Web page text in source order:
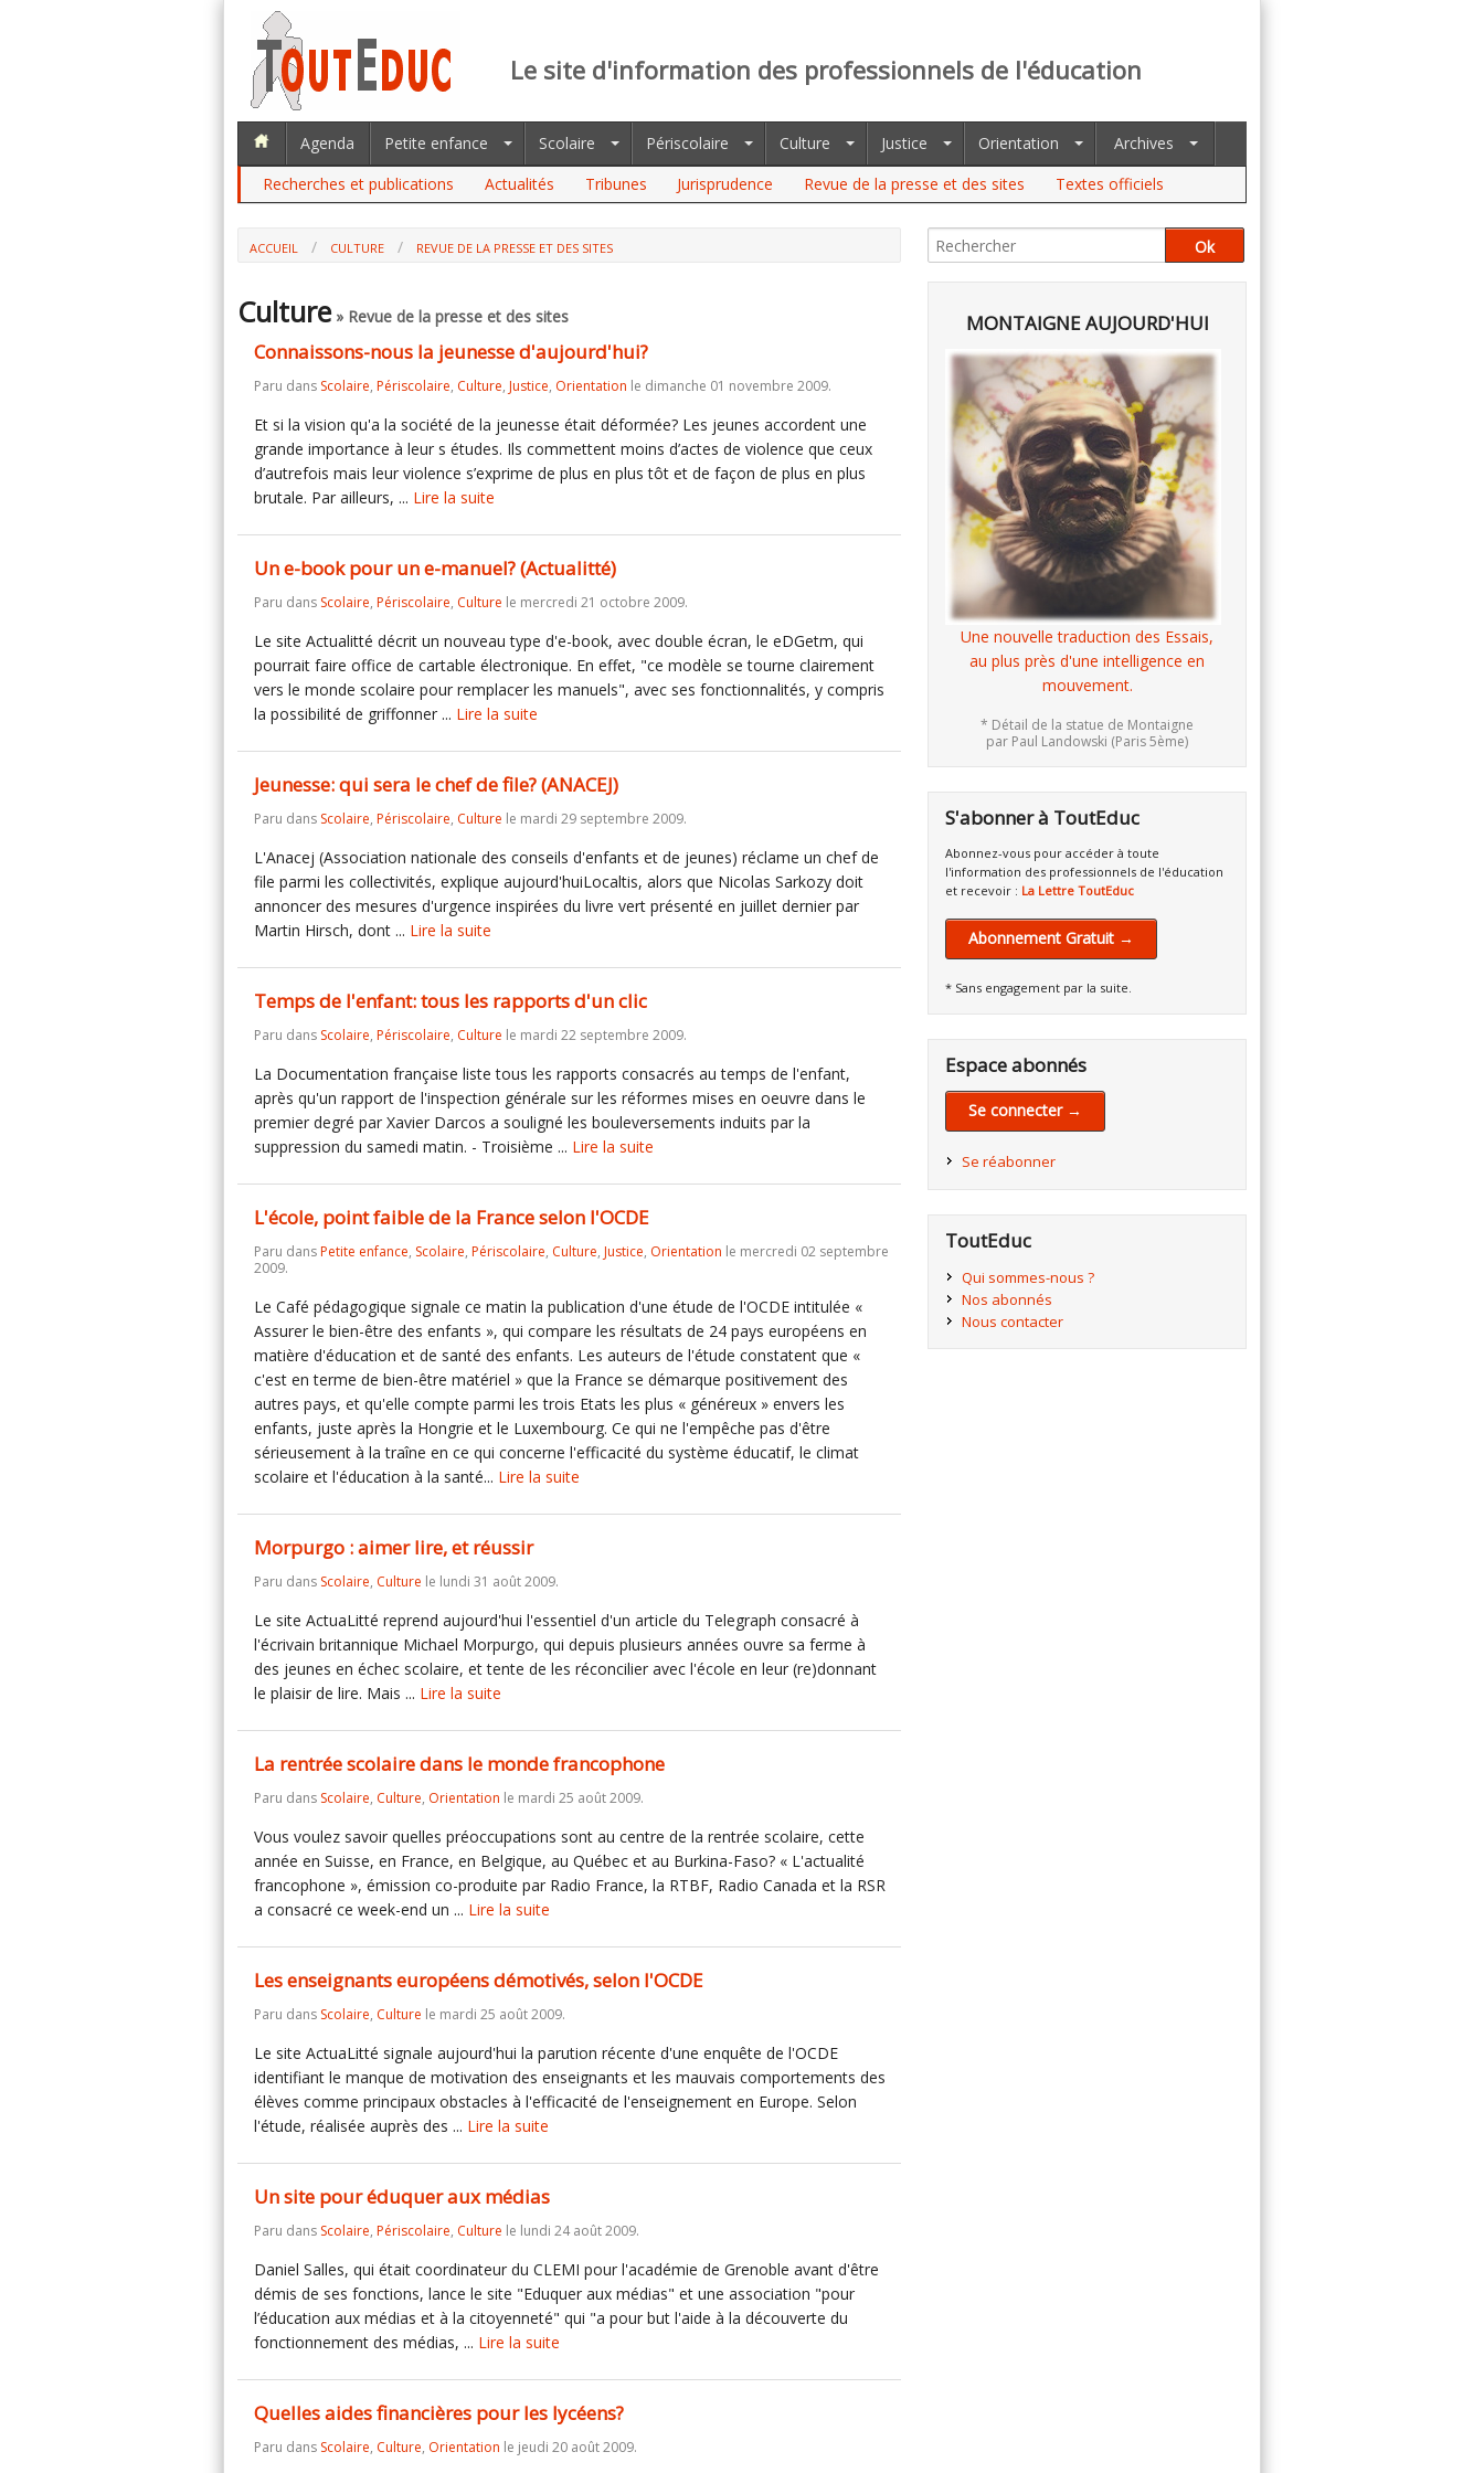
Le site d'information des professionnels de l'éducation
Agenda Petite enfance Scolaire Périscolaire Culture Justice Orientation
Archives
Recherches et publications
Actualités Tribunes Jurisprudence Revue de la presse et des sites Textes officiels
ACCUEIL CULTURE REVUE DE LA PRESSE ET DES SITES
Culture» Revue de la presse et des sites
Connaissons-nous la jeunesse d'aujourd'hui?
Paru dans Scolaire, Périscolaire, Culture, Justice, Orientation le dimanche 01 novembre 2009.
Et si la vision qu'a la société de la jeunesse était déformée? Les jeunes accordent une
grande importance à leur s études. Ils commettent moins d’actes de violence que ceux
d’autrefois mais leur violence s’exprime de plus en plus tôt et de façon de plus en plus
brutale. Par ailleurs, ... Lire la suite
Un e-book pour un e-manuel? (Actualitté)
Paru dans Scolaire, Périscolaire, Culture le mercredi 21 octobre 2009.
Le site Actualitté décrit un nouveau type d'e-book, avec double écran, le eDGetm, qui
pourrait faire office de cartable électronique. En effet, "ce modèle se tourne clairement
vers le monde scolaire pour remplacer les manuels", avec ses fonctionnalités, y compris
la possibilité de griffonner ... Lire la suite
Jeunesse: qui sera le chef de file? (ANACEJ)
Paru dans Scolaire, Périscolaire, Culture le mardi 29 septembre 2009.
L'Anacej (Association nationale des conseils d'enfants et de jeunes) réclame un chef de
file parmi les collectivités, explique aujourd'huiLocaltis, alors que Nicolas Sarkozy doit
annoncer des mesures d'urgence inspirées du livre vert présenté en juillet dernier par
Martin Hirsch, dont ... Lire la suite
Temps de l'enfant: tous les rapports d'un clic
Paru dans Scolaire, Périscolaire, Culture le mardi 22 septembre 2009.
La Documentation française liste tous les rapports consacrés au temps de l'enfant,
après qu'un rapport de l'inspection générale sur les réformes mises en oeuvre dans le
premier degré par Xavier Darcos a souligné les bouleversements induits par la
suppression du samedi matin. - Troisième ... Lire la suite
L'école, point faible de la France selon l'OCDE
Paru dansPetite enfance, Scolaire, Périscolaire, Culture, Justice, Orientation le mercredi 02 septembre
2009.
Le Café pédagogique signale ce matin la publication d'une étude de l'OCDE intitulée «
Assurer le bien-être des enfants », qui compare les résultats de 24 pays européens en
matière d'éducation et de santé des enfants. Les auteurs de l'étude constatent que «
c'est en terme de bien-être matériel » que la France se démarque positivement des
autres pays, et qu'elle compte parmi les trois Etats les plus « généreux » envers les
enfants, juste après la Hongrie et le Luxembourg. Ce qui ne l'empêche pas d'être
sérieusement à la traîne en ce qui concerne l'efficacité du système éducatif, le climat
scolaire et l'éducation à la santé... Lire la suite
Morpurgo : aimer lire, et réussir
Paru dans Scolaire, Culture le lundi 31 août 2009.
Le site ActuaLitté reprend aujourd'hui l'essentiel d'un article du Telegraph consacré à
l'écrivain britannique Michael Morpurgo, qui depuis plusieurs années ouvre sa ferme à
des jeunes en échec scolaire, et tente de les réconcilier avec l'école en leur (re)donnant
le plaisir de lire. Mais ... Lire la suite
La rentrée scolaire dans le monde francophone
Paru dans Scolaire, Culture, Orientation le mardi 25 août 2009.
Vous voulez savoir quelles préoccupations sont au centre de la rentrée scolaire, cette
année en Suisse, en France, en Belgique, au Québec et au Burkina-Faso? « L'actualité
francophone », émission co-produite par Radio France, la RTBF, Radio Canada et la RSR
a consacré ce week-end un ... Lire la suite
Les enseignants européens démotivés, selon l'OCDE
Paru dans Scolaire, Culture le mardi 25 août 2009.
Le site ActuaLitté signale aujourd'hui la parution récente d'une enquête de l'OCDE
identifiant le manque de motivation des enseignants et les mauvais comportements des
élèves comme principaux obstacles à l'efficacité de l'enseignement en Europe. Selon
l'étude, réalisée auprès des ... Lire la suite
Un site pour éduquer aux médias
Paru dans Scolaire, Périscolaire, Culture le lundi 24 août 2009.
Daniel Salles, qui était coordinateur du CLEMI pour l'académie de Grenoble avant d'être
démis de ses fonctions, lance le site "Eduquer aux médias" et une association "pour
l’éducation aux médias et à la citoyenneté" qui "a pour but l'aide à la découverte du
fonctionnement des médias, ... Lire la suite
Quelles aides financières pour les lycéens?
Paru dans Scolaire, Culture, Orientation le jeudi 20 août 2009.
MONTAIGNE AUJOURD'HUI
Une nouvelle traduction des Essais,
au plus près d'une intelligence en
mouvement.
* Détail de la statue de Montaigne
par Paul Landowski (Paris 5ème)
S'abonner à ToutEduc
Abonnez-vous pour accéder à toute
l'information des professionnels de l'éducation
et recevoir : La Lettre ToutEduc
Abonnement Gratuit →
* Sans engagement par la suite.
Espace abonnés
Se connecter →
Se réabonner
ToutEduc
Qui sommes-nous ?
Nos abonnés
Nous contacter